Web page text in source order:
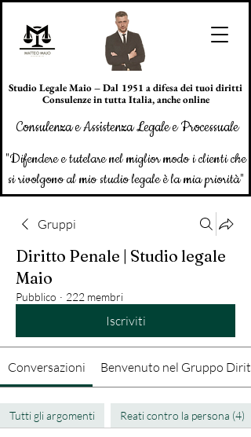
Studio Legale Maio – Dal 1951 a difesa dei tuoi diritti
Consulenze in tutta Italia, anche online
Consulenza e Assistenza Legale e Processuale
"Difendere e tutelare nel miglior modo i clienti che
si rivolgono al mio studio legale è la mia priorità"
Gruppi
Diritto Penale | Studio legale
Maio
Pubblico · 222 membri
Iscriviti
Conversazioni Benvenuto nel Gruppo
Tutti gli argomenti Reati contro la persona (4)